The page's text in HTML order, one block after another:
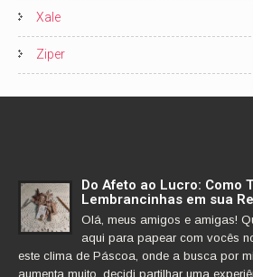
Xale
Ziper
Do Afeto ao Lucro: Como
Lembrancinhas em sua
Olá, meus amigos e amigas!
aqui para papear com vocês
este clima de Páscoa, onde a busca por
aumenta muito, decidi partilhar uma